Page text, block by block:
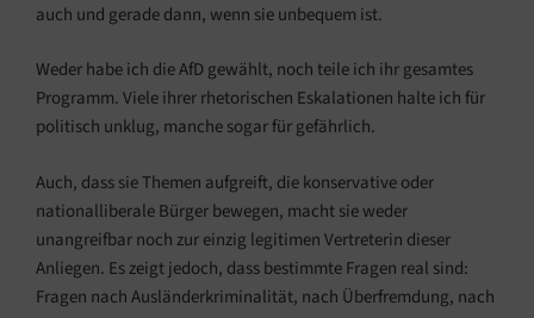
auch und gerade dann, wenn sie unbequem ist.
Weder habe ich die AfD gewählt, noch teile ich ihr gesamtes
Programm. Viele ihrer rhetorischen Eskalationen halte ich für
politisch unklug, manche sogar für gefährlich.
Auch, dass sie Themen aufgreift, die konservative oder
nationalliberale Bürger bewegen, macht sie weder
unangreifbar noch zur einzig legitimen Vertreterin dieser
Anliegen. Es zeigt jedoch, dass bestimmte Fragen real sind:
Fragen nach Ausländerkriminalität, nach Überfremdung, nach